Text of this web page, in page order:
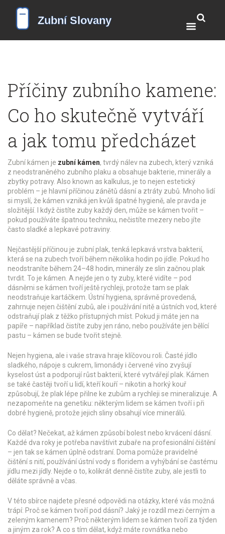
Příčiny zubního kamene:
Co ho skutečně vytváří
a jak tomu předcházet
Zubní kámen je zubní kámen, tvrdý nálev na zubech, který vzniká
z neodstraněného zubního plaku a obsahuje bakterie, minerály a
zbytky potravy. Also known as kalkulus, je to nejen estetický
problém – je hlavní příčinou zánětů dásní a ztráty zubů. Mnoho lidí
si myslí, že kámen vzniká jen kvůli špatné hygieně, ale pravda je
složitější. I když čistíte zuby každý den, může se kámen tvořit –
pokud používáte špatnou techniku, nečistíte mezery nebo jíte
často sladké a lepkavé potraviny.
Nejčastější příčinou je zubní plak, tenká lepkavá vrstva bakterií,
která se na zubech tvoří během několika hodin po jídle . Pokud ho
neodstraníte během 24–48 hodin, minerály ze slin začnou plak
tvrdit. To je kámen. A nejde jen o ty zuby, které vidíte – pod
dásněmi se kámen tvoří ještě rychleji, protože tam se plak
neodstraňuje kartáčkem. Ústní hygiena, správně provedená,
zahrnuje nejen čištění zubů, ale i používání nitě a ústních vod, které
odstraňují plak z těžko přístupných míst . Pokud ji máte jen na
papíře – například čistíte zuby jen ráno, nebo používáte jen bělící
pastu – kámen se bude tvořit stejně.
Nejen hygiena, ale i vaše strava hraje klíčovou roli. Časté jídlo
sladkého, nápoje s cukrem, limonády i červené víno zvyšují
kyselost úst a podporují růst bakterií, které vytvářejí plak. Kámen
se také častěji tvoří u lidí, kteří kouří – nikotin a horký kouř
způsobují, že plak lépe přilne ke zubům a rychleji se mineralizuje. A
nezapomeňte na genetiku: některým lidem se kámen tvoří i při
dobré hygieně, protože jejich sliny obsahují více minerálů.
Co dělat? Nečekat, až kámen způsobí bolest nebo krvácení dásní.
Každé dva roky je potřeba navštívit zubaře na profesionální čištění
– jen tak se kámen úplně odstraní. Doma pomůže pravidelné
čištění s nití, používání ústní vody s floridem a vyhýbání se častému
jídlu mezi jídly. Nejde o to, kolikrát denně čistíte zuby, ale jestli to
děláte správně a včas.
V této sbírce najdete přesné odpovědi na otázky, které vás možná
trápí: Proč se kámen tvoří pod dásní? Jaký je rozdíl mezi černým a
zeleným kamenem? Proč některým lidem se kámen tvoří za týden
a jiným za rok? A co s tím dělat, když máte rovnátka nebo